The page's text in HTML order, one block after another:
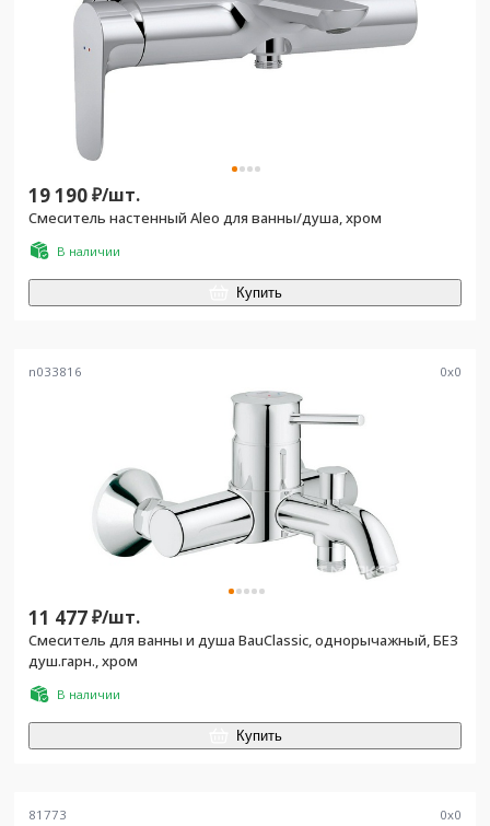
19 190₽/шт.
Смеситель настенный Aleo для ванны/душа, хром
В наличии
Купить
n033816 0x0
11 477₽/шт.
Смеситель для ванны и душа BauClassic, однорычажный, БЕЗ
душ.гарн., хром
В наличии
Купить
81773 0x0